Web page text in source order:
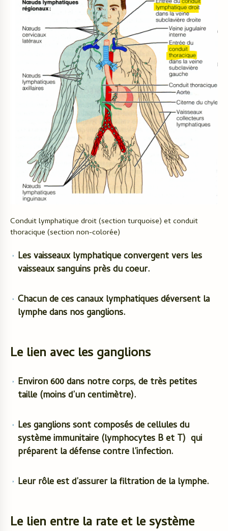
Conduit lymphatique droit (section turquoise) et conduit
thoracique (section non-colorée)
Les vaisseaux lymphatique convergent vers les
vaisseaux sanguins près du coeur.
Chacun de ces canaux lymphatiques déversent la
lymphe dans nosganglions.
Le lien avec les ganglions
Environ 600 dans notre corps, de très petites
taille (moins d’un centimètre).
Les ganglions sont composés de cellules du
système immunitaire (lymphocytes B et T) qui
préparent la défense contre l’infection.
Leur rôle est d’assurer la filtration de la lymphe.
Le lien entre la rate et le système